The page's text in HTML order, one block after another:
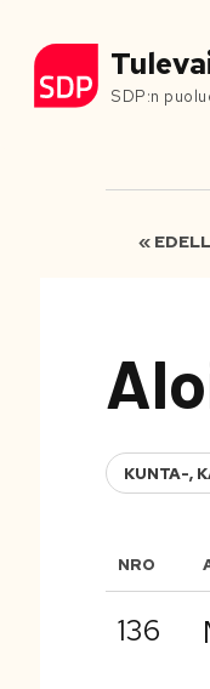
SDP:n
«
KUNTA-,
NRO
136